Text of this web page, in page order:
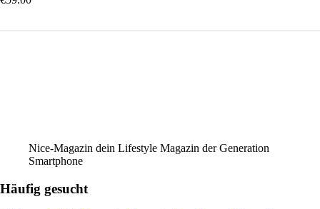
Nice-Magazin dein Lifestyle Magazin der Generation
Smartphone
Häufig gesucht